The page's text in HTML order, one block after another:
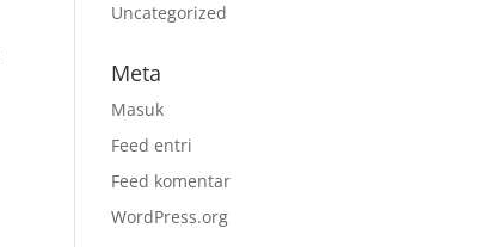
Uncategorized
Meta
Masuk
Feed entri
Feed komentar
WordPress.org